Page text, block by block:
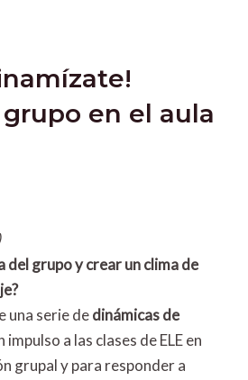
en el aula
del grupo y crear un clima de
una serie dedinámicas de
a las clases de ELE en
grupal y para responder a